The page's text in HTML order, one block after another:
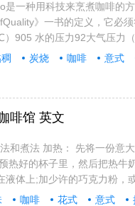
是一种用科技来烹煮咖啡的
》一书的定义，它必
905 水的压力92大气压力
炭烧 咖啡 意式
啡馆 英文
和煮法 加热： 先将一份意
热好的杯子里，然后把热牛
液体上;加少许的巧克力粉，
咖啡 花式 意式